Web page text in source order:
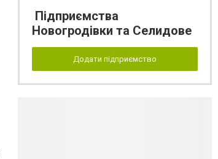
Підприємства
Новогродівки та Селидове
Додати підприємство